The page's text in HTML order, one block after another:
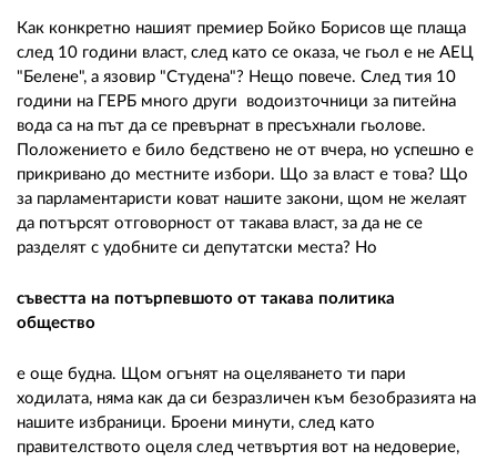
Как конкретно нашият премиер Бойко Борисов ще плаща
след 10 години власт, след като се оказа, че гьол е не АЕЦ
"Белене", а язовир "Студена"? Нещо повече. След тия 10
години на ГЕРБ много други водоизточници за питейна
вода са на път да се превърнат в пресъхнали гьолове.
Положението е било бедствено не от вчера, но успешно е
прикривано до местните избори. Що за власт е това? Що
за парламентаристи коват нашите закони, щом не желаят
да потърсят отговорност от такава власт, за да не се
разделят с удобните си депутатски места? Но
съвестта на потърпевшото от такава политика
общество
е още будна. Щом огънят на оцеляването ти пари
ходилата, няма как да си безразличен към безобразията на
нашите избраници. Броени минути, след като
правителството оцеля след четвъртия вот на недоверие,